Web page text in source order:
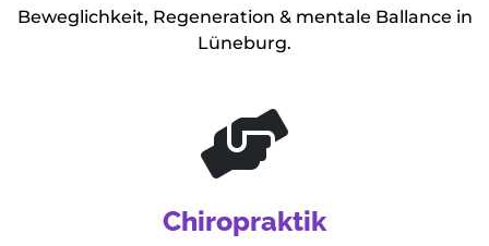
Beweglichkeit, Regeneration & mentale Ballance in
Lüneburg.
Chiropraktik